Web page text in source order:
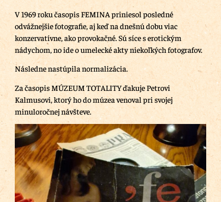
V 1969 roku časopis FEMINA priniesol posledné
odvážnejšie fotografie, aj keď na dnešnú dobu viac
konzervatívne, ako provokačné. Sú síce s erotickým
nádychom, no ide o umelecké akty niekoľkých fotografov.
Následne nastúpila normalizácia.
Za časopis MÚZEUM TOTALITY ďakuje Petrovi
Kalmusovi, ktorý ho do múzea venoval pri svojej
minuloročnej návšteve.